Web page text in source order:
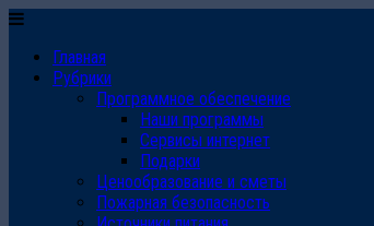
Главная
Рубрики
Программное обеспечение
Наши программы
Сервисы интернет
Подарки
Ценообразование и сметы
Пожарная безопасность